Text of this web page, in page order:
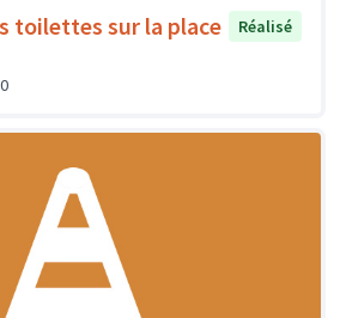
toilettes sur la place
Réalisé
0